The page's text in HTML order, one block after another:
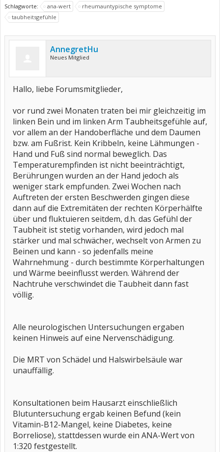
Schlagworte: ana-wert
rheumauntypische symptome
taubheitsgefühle
AnnegretHu
Neues Mitglied
Hallo, liebe Forumsmitglieder,
vor rund zwei Monaten traten bei mir gleichzeitig im
linken Bein und im linken Arm Taubheitsgefühle auf,
vor allem an der Handoberfläche und dem Daumen
bzw. am Fußrist. Kein Kribbeln, keine Lähmungen -
Hand und Fuß sind normal beweglich. Das
Temperaturempfinden ist nicht beeinträchtigt,
Berührungen wurden an der Hand jedoch als
weniger stark empfunden. Zwei Wochen nach
Auftreten der ersten Beschwerden gingen diese
dann auf die Extremitäten der rechten Körperhälfte
über und fluktuieren seitdem, d.h. das Gefühl der
Taubheit ist stetig vorhanden, wird jedoch mal
stärker und mal schwächer, wechselt von Armen zu
Beinen und kann - so jedenfalls meine
Wahrnehmung - durch bestimmte Körperhaltungen
und Wärme beeinflusst werden. Während der
Nachtruhe verschwindet die Taubheit dann fast
völlig.
Alle neurologischen Untersuchungen ergaben
keinen Hinweis auf eine Nervenschädigung.
Die MRT von Schädel und Halswirbelsäule war
unauffällig.
Konsultationen beim Hausarzt einschließlich
Blutuntersuchung ergab keinen Befund (kein
Vitamin-B12-Mangel, keine Diabetes, keine
Borreliose), stattdessen wurde ein ANA-Wert von
1:320 festgestellt.